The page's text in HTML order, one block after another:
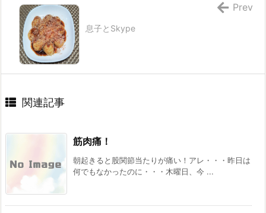
息子とSkype
Prev
関連記事
筋肉痛！
朝起きると股関節当たりが痛い！アレ・・・昨日は
何でもなかったのに・・・木曜日、今 ...